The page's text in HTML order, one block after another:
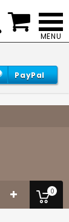
PayPal
0
